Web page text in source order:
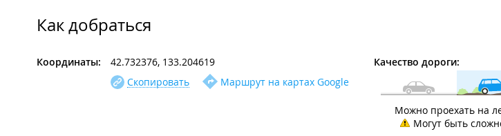
Как добраться
Координаты:
42.732376, 133.204619
Скопировать
Маршрут на картах Google
Качество дороги:
Можно проехать на
Могут быть